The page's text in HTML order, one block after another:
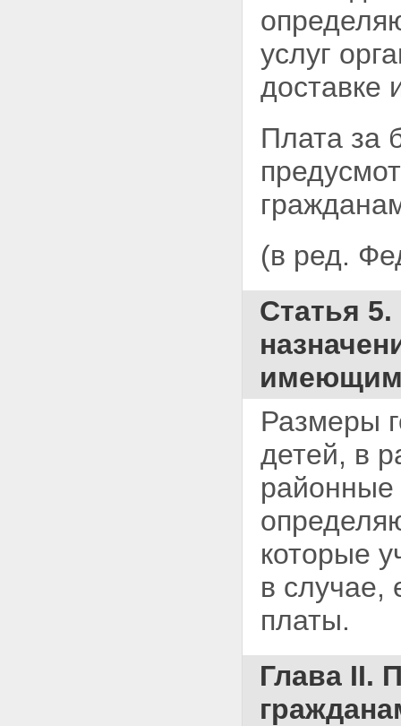
услуг
доставке
Плата за
(в ред.
Статья
имеющим
Размеры
детей, в
районные
которые
в случае,
платы.
Глава II.